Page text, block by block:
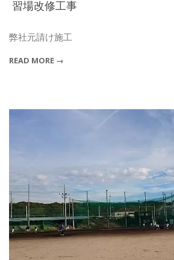
習場改修工事
04-
弊社元請け施工
READ MORE →